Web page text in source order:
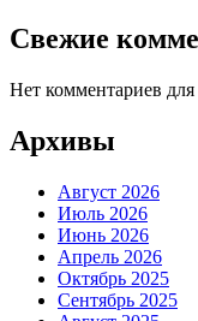
Свежие
Нет комментариев
Архивы
Август 2026
Июль 2026
Июнь 2026
Апрель 2026
Октябрь 2025
Сентябрь 2025